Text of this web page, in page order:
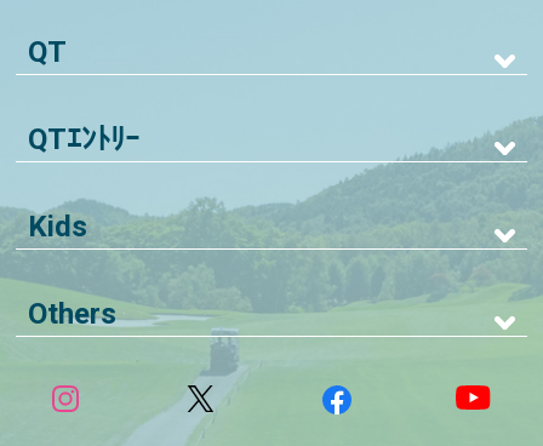
QT
QTｴﾝﾄﾘｰ
Kids
Others